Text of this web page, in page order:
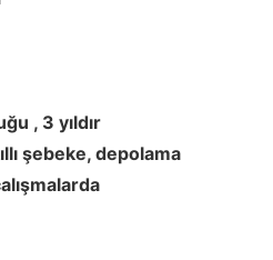
, 3 yıldır
şebeke, depolama